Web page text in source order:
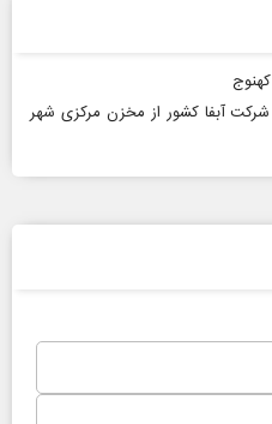
شرکت آبفا کشور از مخزن مرکزی شهر